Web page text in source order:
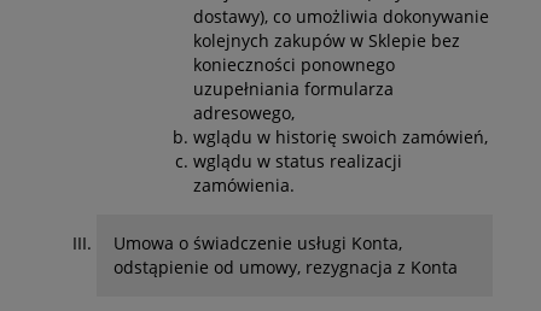
dostawy), co umożliwia dokonywanie
kolejnych zakupów w Sklepie bez
konieczności ponownego
uzupełniania formularza
adresowego,
wglądu w historię swoich zamówień,
wglądu w status realizacji
zamówienia.
Umowa o świadczenie usługi Konta,
odstąpienie od umowy, rezygnacja z Konta